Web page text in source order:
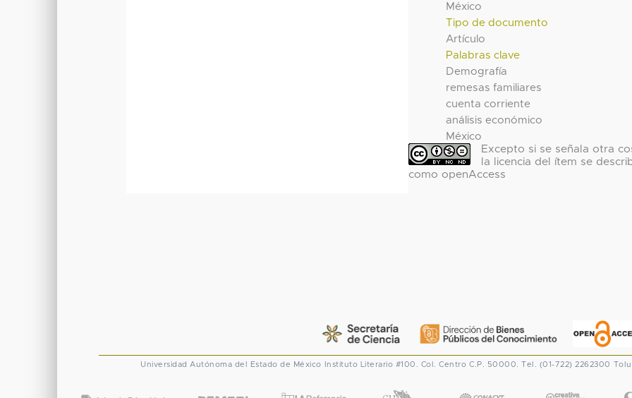
México
Tipo de documento
Artículo
Palabras clave
Demografía
remesas familiares
cuenta corriente
análisis económico
México
Excepto si se señala otra
la licencia del ítem se
como openAccess
Universidad Autónoma del Estado de México Instituto Literario #100. Col. Centro C.P. 50000. Tel. (01-722) 2262300